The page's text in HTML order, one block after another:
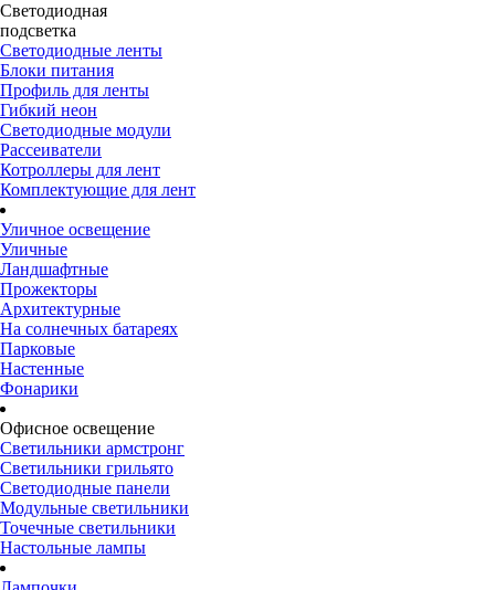
Светодиодная
подсветка
Светодиодные ленты
Блоки питания
Профиль для ленты
Гибкий неон
Светодиодные модули
Рассеиватели
Котроллеры для лент
Комплектующие для лент
Уличное освещение
Уличные
Ландшафтные
Прожекторы
Архитектурные
На солнечных батареях
Парковые
Настенные
Фонарики
Офисное освещение
Светильники армстронг
Светильники грильято
Светодиодные панели
Модульные светильники
Точечные светильники
Настольные лампы